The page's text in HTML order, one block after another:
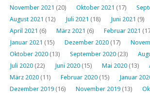
November 2021 (20) Oktober 2021 (17)
August 2021 (12) Juli 2021 (18) Juni 2021 (9)
April 2021 (6) März 2021 (6) Februar 2021
Januar 2021 (15) Dezember 2020 (17)
Oktober 2020 (13) September 2020 (23)
Juli 2020 (22) Juni 2020 (15) Mai 2020 (13)
März 2020 (11) Februar 2020 (15) Januar
Dezember 2019 (16) November 2019 (13)